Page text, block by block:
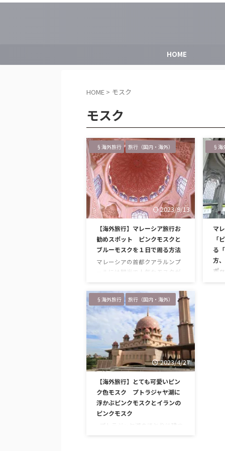
HOME
HOME > モスク
モスク
§海外旅行 旅行（国内・海外）
2023/9/13
【海外旅行】マレーシア旅行お
勧めスポット ピンクモスクと
ブルーモスクを１日で周る方法
マレーシアの首都クアラルンプ
ールには観光で人気なモスクが
映えスポットとしてとても人気
で有名な、名物モスクをご存じ
ですか？ ブルーモスクとピン
クモスクです。クアラルンプー
ルの２大モスクです。 それぞれ
のモスクはその名称から分かる
ように、ブルーとピンクが特徴
になっています。 その姿は大変
美しく、色鮮やかなカラーをま
とったモスクで観光名所として
も有名で、多くの人が訪れてい
ます。 クアラルンプールに来た
のなら、是非とも２か所訪れた
い！けれど、それぞれのモス …
§海
マ
「
る
方
ポ
§海外旅行 旅行（国内・海外）
2023/4/27
【海外旅行】とても可愛いピン
ク色モスク プトラジャヤ湖に
浮かぶピンクモスクとイランの
ピンクモスク
プトラジャヤ湖のほとりに建つ